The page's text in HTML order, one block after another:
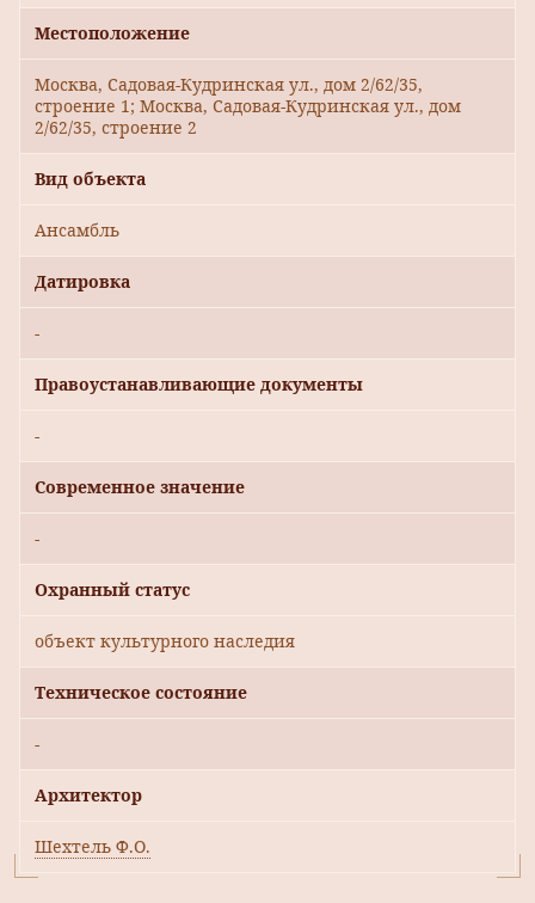
Местоположение
Москва, Садовая-Кудринская ул., дом 2/62/35,
строение 1; Москва, Садовая-Кудринская ул., дом
2/62/35, строение 2
Вид объекта
Ансамбль
Датировка
-
Правоустанавливающие документы
-
Современное значение
-
Охранный статус
объект культурного наследия
Техническое состояние
-
Архитектор
Шехтель Ф.О.